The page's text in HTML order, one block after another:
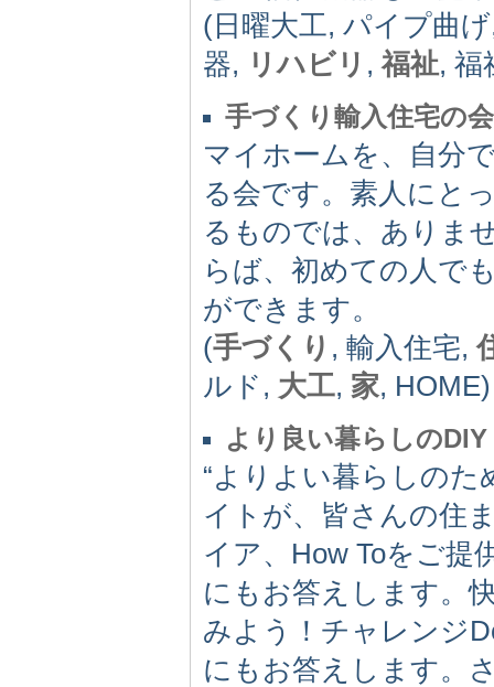
(日曜大工, パイプ曲
器, リハビリ ,福祉, 福
手づくり輸入住宅の会
マイホームを、自分
る会です。素人にと
るものでは、ありま
らば、初めての人で
ができます。
(手づくり , 輸入住宅,
ルド, 大工, 家, HOME)
より良い暮らしのDIY
“よりよい暮らしのた
イトが、皆さんの住
イア、How Toをご提
にもお答えします。
みよう！チャレンジ
にもお答えします。